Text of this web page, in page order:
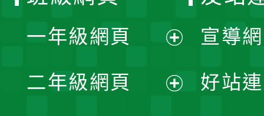
一年級網頁
開
二年級網頁
宣導
好站